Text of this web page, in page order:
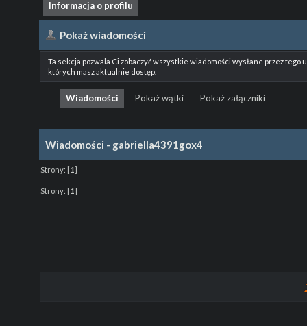
Informacja o profilu
Pokaż wiadomości
Ta sekcja pozwala Ci zobaczyć wszystkie wiadomości wysłane przez
których masz aktualnie dostęp.
Wiadomości Pokaż wątki Pokaż załączniki
Wiadomości - gabriella4391gox4
Strony: [1]
Strony: [1]